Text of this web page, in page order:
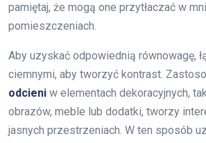
pamiętaj, że mogą one przytłaczać w
pomieszczeniach.
Aby uzyskać odpowiednią równowagę,
ciemnymi, aby tworzyć kontrast.
odcieni w elementach dekoracyjnych,
obrazów, meble lub dodatki, tworzy
jasnych przestrzeniach. W ten sposób